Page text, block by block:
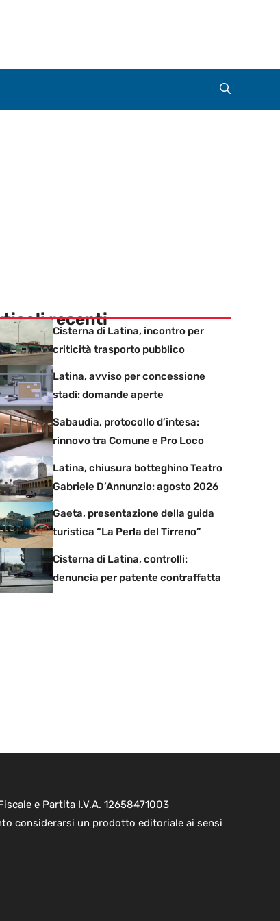
recenti
Cisterna di Latina, incontro per
criticità trasporto pubblico
Latina, avviso per concessione
stadi: domande aperte
Sabaudia, protocollo d’intesa:
rinnovo tra Comune e Pro Loco
Latina, chiusura botteghino Teatro
Gabriele D’Annunzio: agosto 2026
Gaeta, presentazione della guida
turistica “La Perla del Tirreno”
Cisterna di Latina, controlli:
denuncia per patente contraffatta
e Partita I.V.A. 12658471003
considerarsi un prodotto editoriale ai sensi